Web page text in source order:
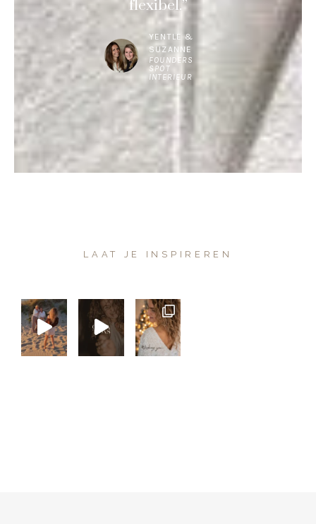
flexibel.”
YENTLE &
SUZANNE
FOUNDERS
SPOT
INTERIEUR
LAAT JE INSPIREREN